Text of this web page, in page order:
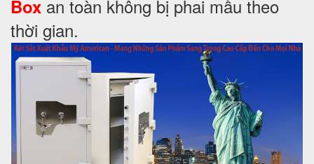
Box an toàn không bị phai mầu theo
thời gian.